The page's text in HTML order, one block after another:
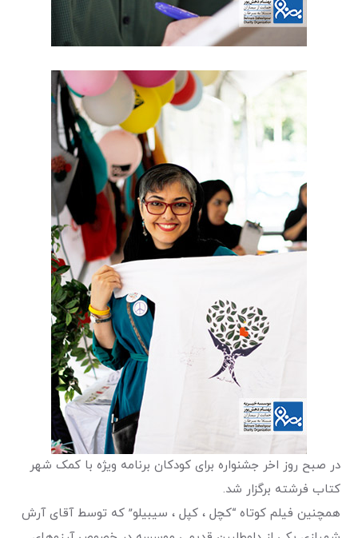
در صبح روز اخر جشنواره برای کودکان برنامه ویژه با کمک شهر
کتاب فرشته برگزار شد.
همچنین فیلم کوتاه “کچل ، کپل ، سیبیلو” که توسط آقای آرش